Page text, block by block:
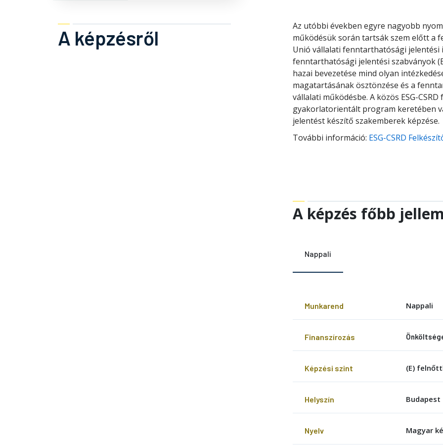
A képzésről
Az utóbbi években egyre nagyobb
működésük során tartsák szem előtt a
Unió vállalati fenntarthatósági jelentési
fenntarthatósági jelentési szabványok
hazai bevezetése mind olyan
magatartásának ösztönzése és a
vállalati működésbe. A közös ESG-
gyakorlatorientált program keretében
jelentést készítő szakemberek képzése.
További információ: ESG-CSRD
A képzés főbb
Nappali
Munkarend Nappali
Finanszírozás
Képzési szint (E)
Helyszín Budapest
Nyelv Magyar